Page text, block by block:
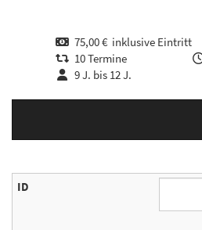
75,00 € inklusive Eintritt
10 Termine
9 J. bis 12 J.